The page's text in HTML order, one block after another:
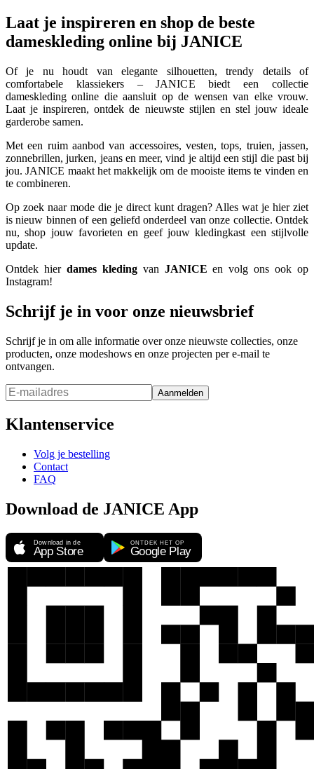
Laat je inspireren en shop de beste
dameskleding online bij JANICE
Of je nu houdt van elegante silhouetten, trendy details of
comfortabele klassiekers – JANICE biedt een collectie
dameskleding online die aansluit op de wensen van elke vrouw.
Laat je inspireren, ontdek de nieuwste stijlen en stel jouw ideale
garderobe samen.
Met een ruim aanbod van accessoires, vesten, tops, truien, jassen,
zonnebrillen, jurken, jeans en meer, vind je altijd een stijl die past bij
jou. JANICE maakt het makkelijk om de mooiste items te vinden en
te combineren.
Op zoek naar mode die je direct kunt dragen? Alles wat je hier ziet
is nieuw binnen of een geliefd onderdeel van onze collectie. Ontdek
nu, shop jouw favorieten en geef jouw kledingkast een stijlvolle
update.
Ontdek hier dames kledingvan JANICE en volg ons ook op
Instagram!
Schrijf je in voor onze nieuwsbrief
Schrijf je in om alle informatie over onze nieuwste collecties, onze
producten, onze modeshows en onze projecten per e-mail te
ontvangen.
Aanmelden
Klantenservice
Volg je bestelling
Contact
FAQ
Download de JANICE App